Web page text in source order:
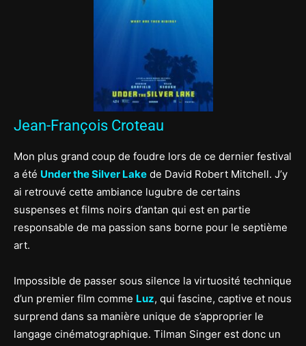
Jean-François Croteau
Mon plus grand coup de foudre lors de ce dernier festival
a été Under the Silver Lake de David Robert Mitchell. J’y
ai retrouvé cette ambiance lugubre de certains
suspenses et films noirs d’antan qui est en partie
responsable de ma passion sans borne pour le septième
art.
Impossible de passer sous silence la virtuosité technique
d’un premier film comme Luz, qui fascine, captive et nous
surprend dans sa manière unique de s’approprier le
langage cinématographique. Tilman Singer est donc un